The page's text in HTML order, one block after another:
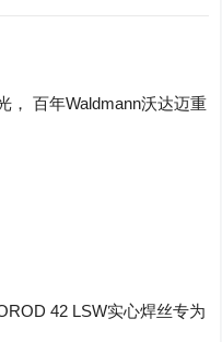
， 百年Waldmann沃达迈重
42 LSW实心焊丝专为